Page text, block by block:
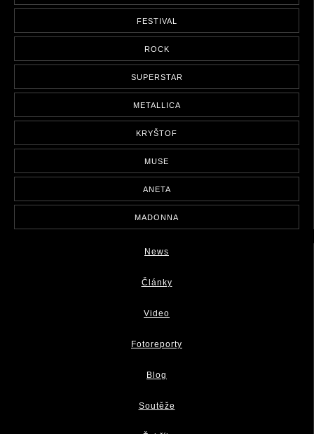
FESTIVAL
ROCK
SUPERSTAR
METALLICA
KRYŠTOF
MUSE
ANETA
MADONNA
News
Články
Video
Fotoreporty
Blog
Soutěže